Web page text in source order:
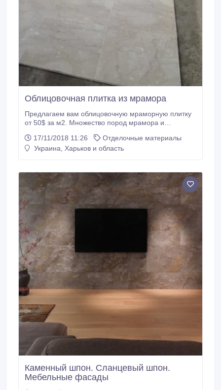
Облицовочная плитка из мрамора
Предлагаем вам облицовочную мраморную плитку
от 50$ за м2. Множество пород мрамора и
материалов украсят ваш дом. Обращайтесь, мы
находимся по адресу г. Харьков, ул. Чернышевская
17/11/2018 11:26
Отделочные материалы
Украина, Харьков и область
Каменный шпон. Сланцевый шпон.
Мебельные фасады